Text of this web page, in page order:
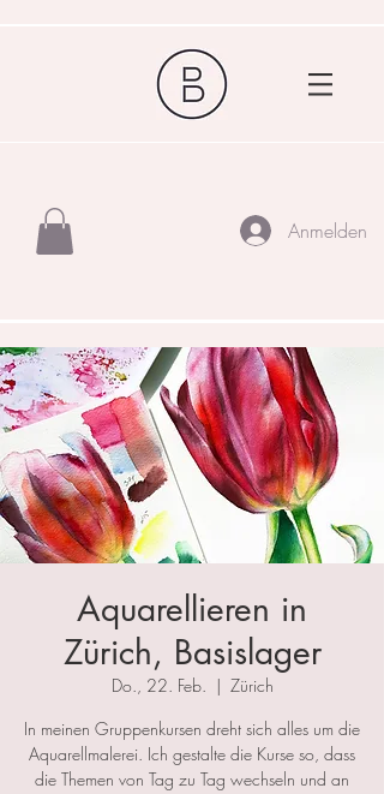
Anmelden
Aquarellieren in
Zürich, Basislager
Do., 22. Feb.
  |
Zürich
In meinen Gruppenkursen dreht sich alles um die
Aquarellmalerei. Ich gestalte die Kurse so, dass
die Themen von Tag zu Tag wechseln und an